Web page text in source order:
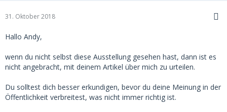
31. Oktober 2018
Hallo Andy,
wenn du nicht selbst diese Ausstellung gesehen hast, dann ist es
nicht angebracht, mit deinem Artikel über mich zu urteilen.
Du solltest dich besser erkundigen, bevor du deine Meinung in der
Öffentlichkeit verbreitest, was nicht immer richtig ist.